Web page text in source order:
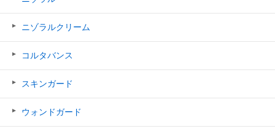
ニゾラルクリーム
コルタバンス
スキンガード
ウォンドガード